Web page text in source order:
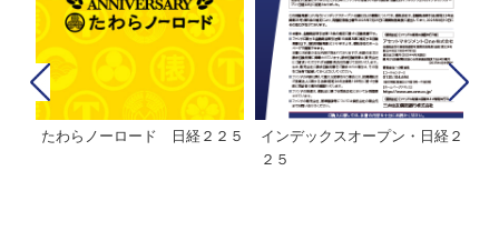
たわらノーロード 日経２２５
インデックスオープン・日経２
２５